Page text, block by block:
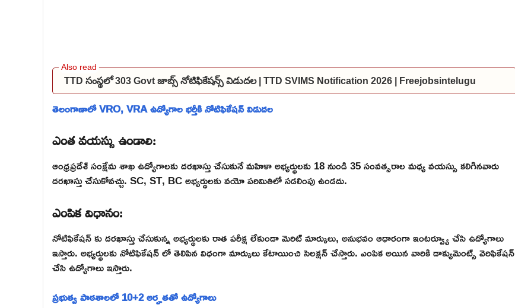
TTD సంస్థలో 303 Govt జాబ్స్ నోటిఫికేషన్స్ విడుదల | TTD SVIMS Notification 2026 | Freejobsintelugu
తెలంగాణాలో VRO, VRA ఉద్యోగాల భర్తీకి నోటిఫికేషన్ విడుదల
ఎంత వయస్సు ఉండాలి:
ఆంధ్రప్రదేశ్ సంక్షేమ శాఖ ఉద్యోగాలకు దరఖాస్తు చేసుకునే మహిళా అభ్యర్థులకు 18 నుండి 35 సంవత్సరాల మధ్య వయస్సు కలిగినవారు
దరఖాస్తు చేసుకోవచ్చు. SC, ST, BC అభ్యర్థులకు వయో పరిమితిలో సడలింపు ఉండదు.
ఎంపిక విధానం:
నోటిఫికేషన్ కు దరఖాస్తు చేసుకున్న అభ్యర్థులకు రాత పరీక్ష లేకుండా మెరిట్ మార్కులు, అనుభవం ఆధారంగా ఇంటర్వ్యూ చేసి ఉద్యోగాలు
ఇస్తారు. అభ్యర్థులకు నోటిఫికేషన్ లో తెలిపిన విధంగా మార్కులు కేటాయించి సెలక్షన్ చేస్తారు. ఎంపిక అయిన వారికి డాక్యుమెంట్స్ వెరిఫికేషన్
చేసి ఉద్యోగాలు ఇస్తారు.
ప్రభుత్వ పాఠశాలలో 10+2 అర్హతతో ఉద్యోగాలు